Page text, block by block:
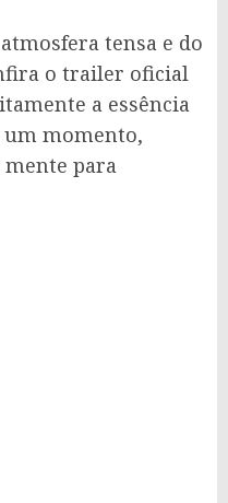
tensa e do
o trailer oficial
a essência
momento,
para